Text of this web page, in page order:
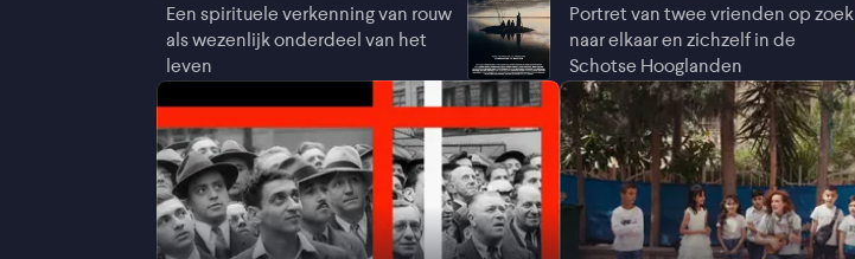
Een spirituele verkenning van rouw
als wezenlijk onderdeel van het
leven
Portret van twee vrienden op zoek
naar elkaar en zichzelf in de
Schotse Hooglanden